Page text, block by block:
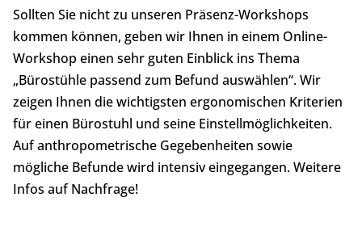
Sollten Sie nicht zu unseren Präsenz-Workshops
kommen können, geben wir Ihnen in einem Online-
Workshop einen sehr guten Einblick ins Thema
„Bürostühle passend zum Befund auswählen“. Wir
zeigen Ihnen die wichtigsten ergonomischen Kriterien
für einen Bürostuhl und seine Einstellmöglichkeiten.
Auf anthropometrische Gegebenheiten sowie
mögliche Befunde wird intensiv eingegangen. Weitere
Infos auf Nachfrage!